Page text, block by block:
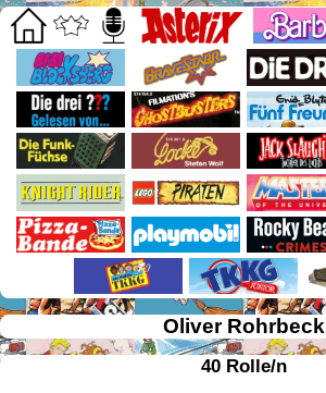
Oliver Rohrbeck
40 Rolle/n